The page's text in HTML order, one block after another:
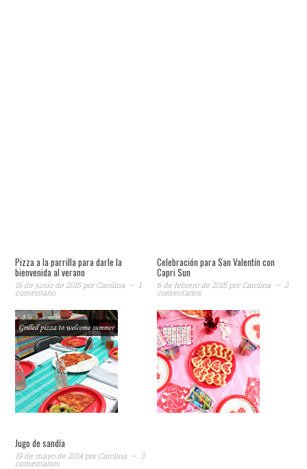
Pizza a la parrilla para darle la
bienvenida al verano
16 de junio de 2015porCarolina 1
comentario
Celebración para San Valentín con
Capri Sun
6 de febrero de 2015porCarolina 2
comentarios
Jugo de sandía
19 de mayo de 2014porCarolina 3
comentarios